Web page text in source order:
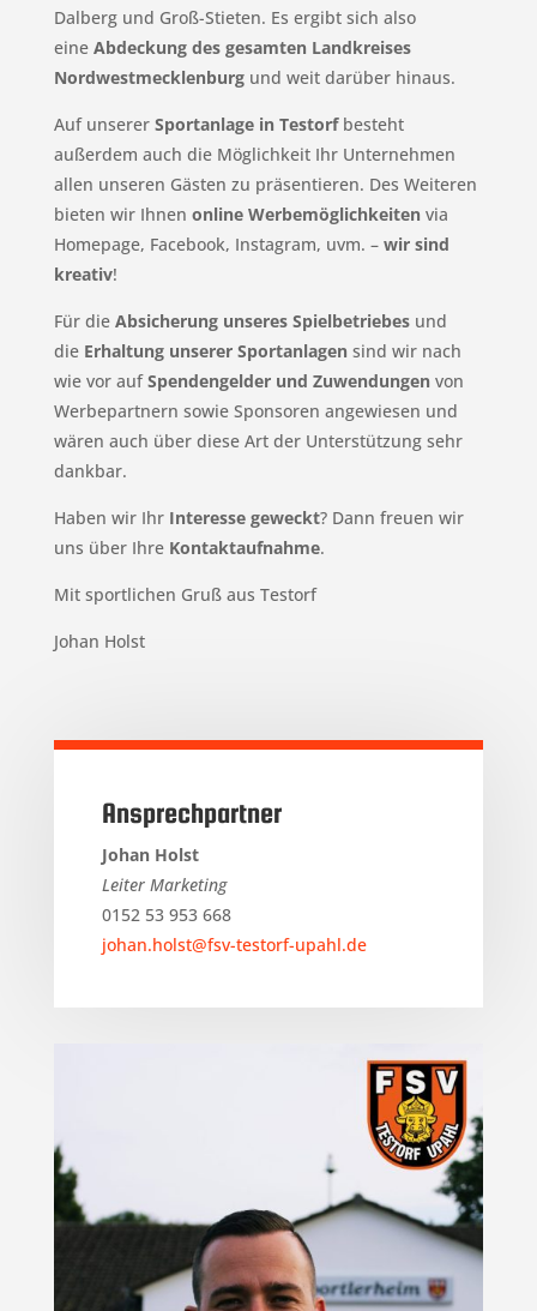
Dalberg und Groß-Stieten. Es ergibt sich also
eine Abdeckung des gesamten Landkreises
Nordwestmecklenburg und weit darüber hinaus.
Auf unserer Sportanlage in Testorf besteht
außerdem auch die Möglichkeit Ihr Unternehmen
allen unseren Gästen zu präsentieren. Des Weiteren
bieten wir Ihnen online Werbemöglichkeiten via
Homepage, Facebook, Instagram, uvm. – wir sind
kreativ!
Für die Absicherung unseres Spielbetriebes und
die Erhaltung unserer Sportanlagen sind wir nach
wie vor auf Spendengelder und Zuwendungen von
Werbepartnern sowie Sponsoren angewiesen und
wären auch über diese Art der Unterstützung sehr
dankbar.
Haben wir Ihr Interesse geweckt? Dann freuen wir
uns über Ihre Kontaktaufnahme.
Mit sportlichen Gruß aus Testorf
Johan Holst
Ansprechpartner
Johan Holst
Leiter Marketing
0152 53 953 668
johan.holst@fsv-testorf-upahl.de